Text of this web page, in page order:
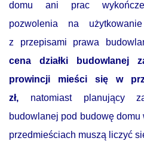
domu ani prac
pozwolenia na
z przepisami prawa
cena działki budowlanej
prowincji mieści się w
zł, natomiast planujący
budowlanej pod budowę
przedmieściach muszą liczyć